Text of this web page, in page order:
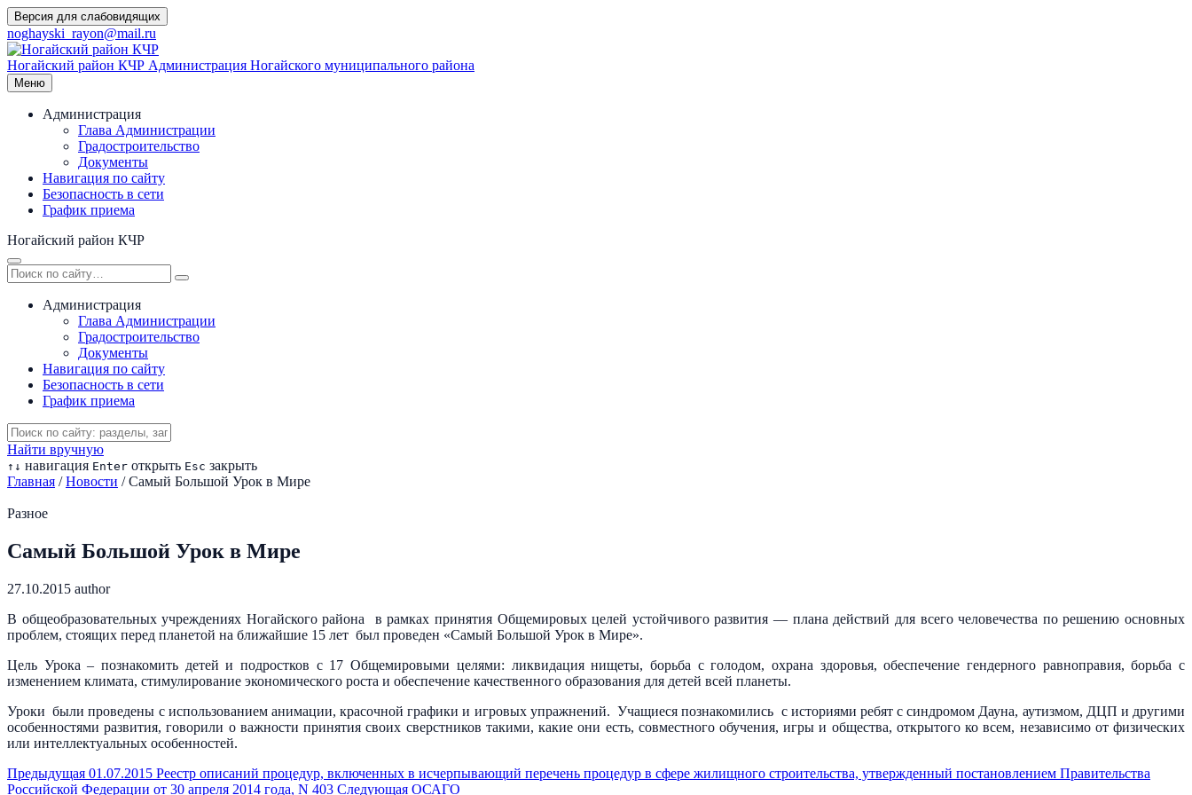
Перейти
к
содержимому
Версия для слабовидящих
noghayski_rayon@mail.ru
Ногайский район КЧР Администрация Ногайского муниципального района
Меню
Администрация
Глава Администрации
Градостроительство
Документы
Навигация по сайту
Безопасность в сети
График приема
Ногайский район КЧР
Администрация
Глава Администрации
Градостроительство
Документы
Навигация по сайту
Безопасность в сети
График приема
Найти вручную
↑ ↓ навигация Enter открыть Esc закрыть
Главная / Новости / Самый Большой Урок в Мире
Разное
Самый Большой Урок в Мире
27.10.2015 author
В общеобразовательных учреждениях Ногайского района в рамках принятия Общемировых целей устойчивого развития — плана действий для всего человечества по решению основных
проблем, стоящих перед планетой на ближайшие 15 лет был проведен «Самый Большой Урок в Мире».
Цель Урока – познакомить детей и подростков с 17 Общемировыми целями: ликвидация нищеты, борьба с голодом, охрана здоровья, обеспечение гендерного равноправия, борьба с
изменением климата, стимулирование экономического роста и обеспечение качественного образования для детей всей планеты.
Уроки были проведены с использованием анимации, красочной графики и игровых упражнений. Учащиеся познакомились с историями ребят с синдромом Дауна, аутизмом, ДЦП и другими
особенностями развития, говорили о важности принятия своих сверстников такими, какие они есть, совместного обучения, игры и общества, открытого ко всем, независимо от физических
или интеллектуальных особенностей.
Предыдущая 01.07.2015 Реестр описаний процедур, включенных в исчерпывающий перечень процедур в сфере жилищного строительства, утвержденный постановлением Правительства
Российской Федерации от 30 апреля 2014 года, N 403 Следующая ОСАГО